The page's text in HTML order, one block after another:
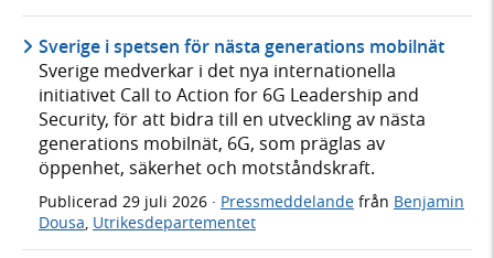
Sverige i spetsen för nästa generations mobilnät
Sverige medverkar i det nya internationella
initiativet Call to Action for 6G Leadership and
Security, för att bidra till en utveckling av nästa
generations mobilnät, 6G, som präglas av
öppenhet, säkerhet och motståndskraft.
Publicerad 29 juli 2026 · Pressmeddelande från Benjamin
Dousa Utrikesdepartementet